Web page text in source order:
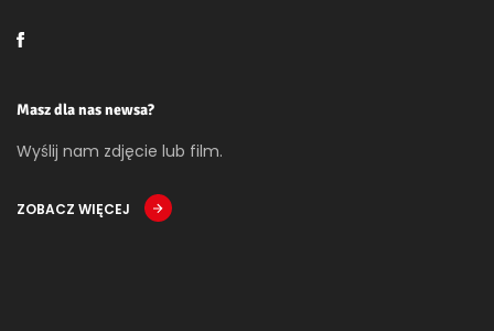
Masz dla nas newsa?
Wyślij nam zdjęcie lub film.
ZOBACZ WIĘCEJ